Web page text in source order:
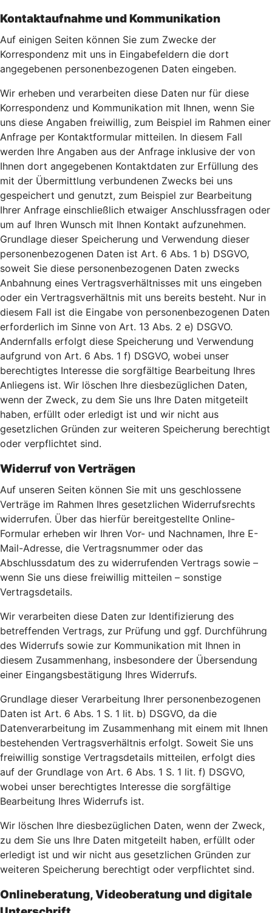
Kontaktaufnahme und Kommunikation
Auf einigen Seiten können Sie zum Zwecke der
Korrespondenz mit uns in Eingabefeldern die dort
angegebenen personenbezogenen Daten eingeben.
Wir erheben und verarbeiten diese Daten nur für diese
Korrespondenz und Kommunikation mit Ihnen, wenn Sie
uns diese Angaben freiwillig, zum Beispiel im Rahmen einer
Anfrage per Kontaktformular mitteilen. In diesem Fall
werden Ihre Angaben aus der Anfrage inklusive der von
Ihnen dort angegebenen Kontaktdaten zur Erfüllung des
mit der Übermittlung verbundenen Zwecks bei uns
gespeichert und genutzt, zum Beispiel zur Bearbeitung
Ihrer Anfrage einschließlich etwaiger Anschlussfragen oder
um auf Ihren Wunsch mit Ihnen Kontakt aufzunehmen.
Grundlage dieser Speicherung und Verwendung dieser
personenbezogenen Daten ist Art. 6 Abs. 1 b) DSGVO,
soweit Sie diese personenbezogenen Daten zwecks
Anbahnung eines Vertragsverhältnisses mit uns eingeben
oder ein Vertragsverhältnis mit uns bereits besteht. Nur in
diesem Fall ist die Eingabe von personenbezogenen Daten
erforderlich im Sinne von Art. 13 Abs. 2 e) DSGVO.
Andernfalls erfolgt diese Speicherung und Verwendung
aufgrund von Art. 6 Abs. 1 f) DSGVO, wobei unser
berechtigtes Interesse die sorgfältige Bearbeitung Ihres
Anliegens ist. Wir löschen Ihre diesbezüglichen Daten,
wenn der Zweck, zu dem Sie uns Ihre Daten mitgeteilt
haben, erfüllt oder erledigt ist und wir nicht aus
gesetzlichen Gründen zur weiteren Speicherung berechtigt
oder verpflichtet sind.
Widerruf von Verträgen
Auf unseren Seiten können Sie mit uns geschlossene
Verträge im Rahmen Ihres gesetzlichen Widerrufsrechts
widerrufen. Über das hierfür bereitgestellte Online-
Formular erheben wir Ihren Vor- und Nachnamen, Ihre E-
Mail-Adresse, die Vertragsnummer oder das
Abschlussdatum des zu widerrufenden Vertrags sowie –
wenn Sie uns diese freiwillig mitteilen – sonstige
Vertragsdetails.
Wir verarbeiten diese Daten zur Identifizierung des
betreffenden Vertrags, zur Prüfung und ggf. Durchführung
des Widerrufs sowie zur Kommunikation mit Ihnen in
diesem Zusammenhang, insbesondere der Übersendung
einer Eingangsbestätigung Ihres Widerrufs.
Grundlage dieser Verarbeitung Ihrer personenbezogenen
Daten ist Art. 6 Abs. 1 S. 1 lit. b) DSGVO, da die
Datenverarbeitung im Zusammenhang mit einem mit Ihnen
bestehenden Vertragsverhältnis erfolgt. Soweit Sie uns
freiwillig sonstige Vertragsdetails mitteilen, erfolgt dies
auf der Grundlage von Art. 6 Abs. 1 S. 1 lit. f) DSGVO,
wobei unser berechtigtes Interesse die sorgfältige
Bearbeitung Ihres Widerrufs ist.
Wir löschen Ihre diesbezüglichen Daten, wenn der Zweck,
zu dem Sie uns Ihre Daten mitgeteilt haben, erfüllt oder
erledigt ist und wir nicht aus gesetzlichen Gründen zur
weiteren Speicherung berechtigt oder verpflichtet sind.
Onlineberatung, Videoberatung und digitale